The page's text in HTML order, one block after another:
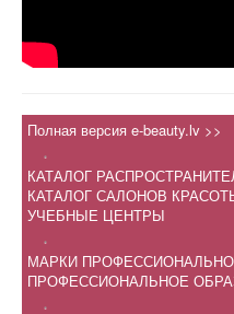
Полная версия e-beauty.lv >>
.
КАТАЛОГ
КАТАЛОГ САЛОНОВ
УЧЕБНЫЕ ЦЕНТРЫ
.
МАРКИ
ПРОФЕССИОНАЛЬНОЕ
.